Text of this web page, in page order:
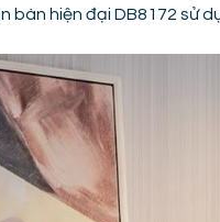
bàn hiện đại DB8172 sử